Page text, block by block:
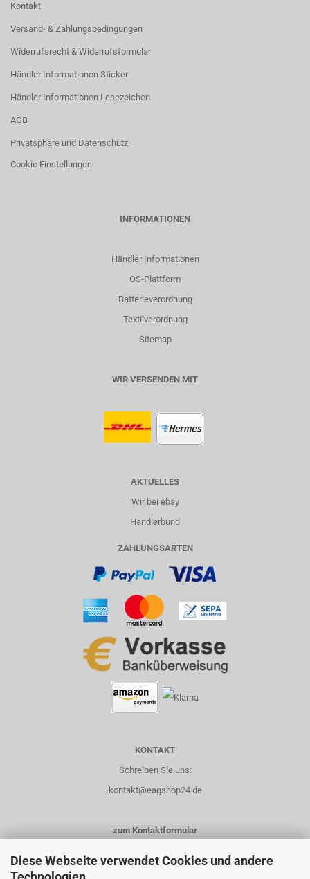
Diese Webseite verwendet Cookies und andere
Kontakt
Versand- & Zahlungsbedingungen
Widerrufsrecht & Widerrufsformular
Händler Informationen Sticker
Händler Informationen Lesezeichen
AGB
Privatsphäre und Datenschutz
Cookie Einstellungen
INFORMATIONEN
Händler Informationen
OS-Plattform
Batterieverordnung
Textilverordnung
Sitemap
WIR VERSENDEN MIT
AKTUELLES
Wir bei ebay
Händlerbund
ZAHLUNGSARTEN
KONTAKT
Schreiben Sie uns:
kontakt@eagshop24.de
zum Kontaktformular